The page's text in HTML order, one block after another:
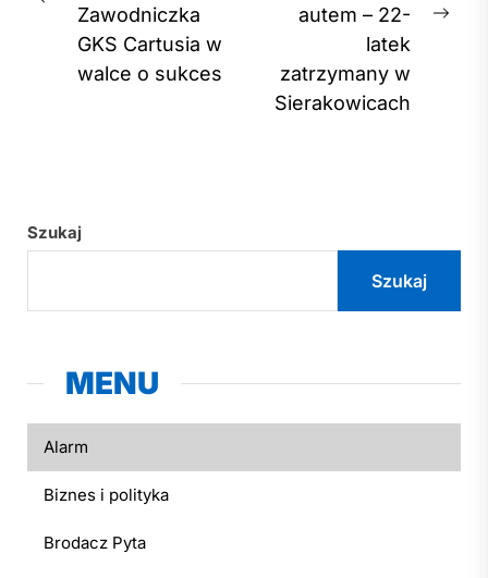
Previous
post:
Zawodniczka
GKS Cartusia w
walce o sukces
autem – 22-
latek
zatrzymany w
Sierakowicach
Szukaj
Szukaj
MENU
Alarm
Biznes i polityka
Brodacz Pyta